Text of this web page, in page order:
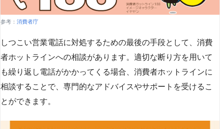
参考： 消費者庁
しつこい営業電話に対処するための最後の手段として、消費
者ホットラインへの相談があります。適切な断り方を用いて
も繰り返し電話がかかってくる場合、消費者ホットラインに
相談することで、専門的なアドバイスやサポートを受けるこ
とができます​​。